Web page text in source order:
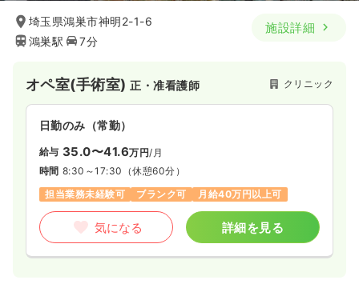
埼玉県鴻巣市神明2-1-6
鴻巣駅
7分
施設詳細
オペ室(手術室)正・准看護師 クリニック
日勤のみ（常勤）
給与 35.0〜41.6万円/月
時間 8:30～17:30 （休憩60分）
担当業務未経験可
ブランク可 月給40万円以上可
気になる 詳細を見る